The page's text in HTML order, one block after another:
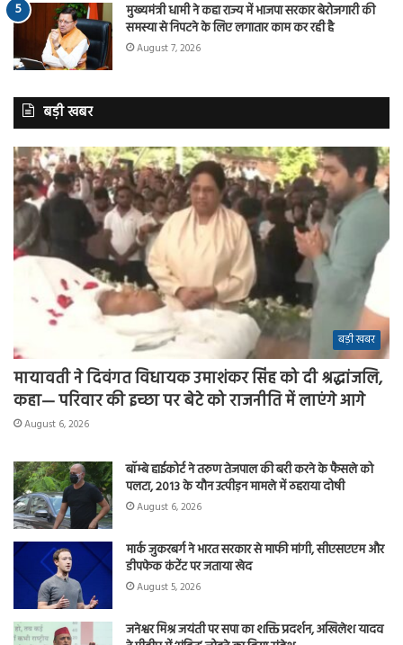
मुख्यमंत्री धामी ने कहा राज्य में भाजपा सरकार बेरोजगारी की
समस्या से निपटने के लिए लगातार काम कर रही है
August 7, 2026
बड़ी खबर
बड़ी खबर
मायावती ने दिवंगत विधायक उमाशंकर सिंह को दी श्रद्धांजलि,
कहा— परिवार की इच्छा पर बेटे को राजनीति में लाएंगे आगे
August 6, 2026
बॉम्बे हाईकोर्ट ने तरुण तेजपाल की बरी करने के फैसले को
पलटा, 2013 के यौन उत्पीड़न मामले में ठहराया दोषी
August 6, 2026
मार्क जुकरबर्ग ने भारत सरकार से माफी मांगी, सीएसएएम और
डीपफेक कंटेंट पर जताया खेद
August 5, 2026
जनेश्वर मिश्र जयंती पर सपा का शक्ति प्रदर्शन, अखिलेश यादव